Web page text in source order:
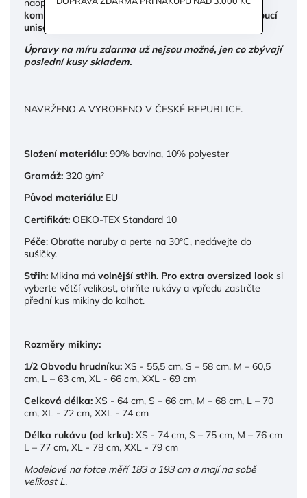
naopak.Dostupná v několika neutrálních, jednoduše
kombinovatelných odstínech.
padnoucí
unisex tepláky.
Úpravy na míru zdarma už nejsou možné, jen co zbývají
poslední kusy skladem.
NAVRŽENO A VYROBENO V ČESKÉ REPUBLICE.
Složení materiálu: 90% bavlna, 10% polyester
Gramáž: 320 g/m²
Původ materiálu: EU
Certifikát: OEKO-TEX Standard 10
Péče: Obraťte naruby a perte na 30°C, nedávejte do
sušičky.
Střih: Mikina má volnější střih. Pro extra oversized look si
vyberte větší velikost, ohrňte rukávy a vpředu zastrčte
přední kus mikiny do kalhot.
Rozměry mikiny:
1/2 Obvodu hrudníku: XS - 55,5 cm, S – 58 cm, M – 60,5
cm, L – 63 cm, XL - 66 cm, XXL - 69 cm
Celková délka: XS - 64 cm, S – 66 cm, M – 68 cm, L – 70
cm, XL - 72 cm, XXL - 74 cm
Délka rukávu (od krku): XS - 74 cm, S – 75 cm, M – 76 cm
L – 77 cm, XL - 78 cm, XXL - 79 cm
Modelové na fotce měří 183 a 193 cm a mají na sobě
velikost L.